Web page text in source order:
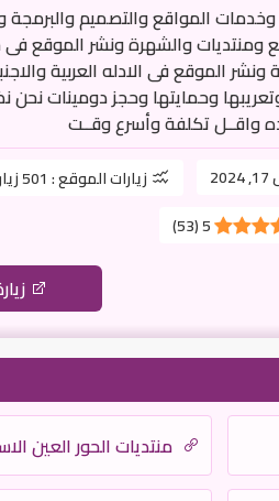
المواقع والتصميم والبرمجة
ومنتديات والشهرة ونشر الموقع
الموقع فى الادله العربية
وحمايتها وحجز دومينات
واقــل تكلفة وأسرع وقــت
زيارات الموقع : 501 زيارات
5
(
53
)
منتديات الحور العين